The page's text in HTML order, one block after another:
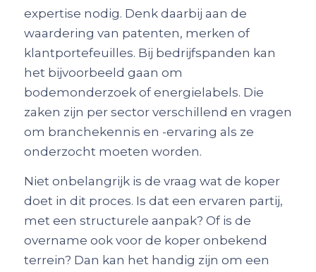
expertise nodig. Denk daarbij aan de
waardering van patenten, merken of
klantportefeuilles. Bij bedrijfspanden kan
het bijvoorbeeld gaan om
bodemonderzoek of energielabels. Die
zaken zijn per sector verschillend en vragen
om branchekennis en -ervaring als ze
onderzocht moeten worden.
Niet onbelangrijk is de vraag wat de koper
doet in dit proces. Is dat een ervaren partij,
met een structurele aanpak? Of is de
overname ook voor de koper onbekend
terrein? Dan kan het handig zijn om een